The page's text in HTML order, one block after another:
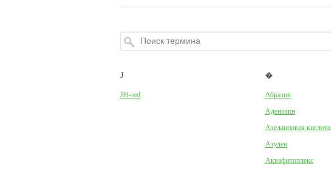
J
JH-red
�
Абразив
Аденозин
Азелаиновая кислота
Азулен
Аквафитоплекс